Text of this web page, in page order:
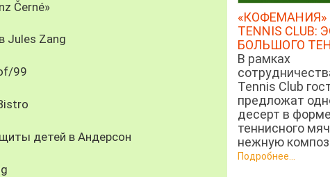
Černé»
Jules Zang
99
детей в Андерсон
«КОФЕМАНИЯ»
TENNIS CLUB:
БОЛЬШОГО
В рамках
Tennis Club
предложат
десерт в форме
теннисного
нежную
Подробнее...